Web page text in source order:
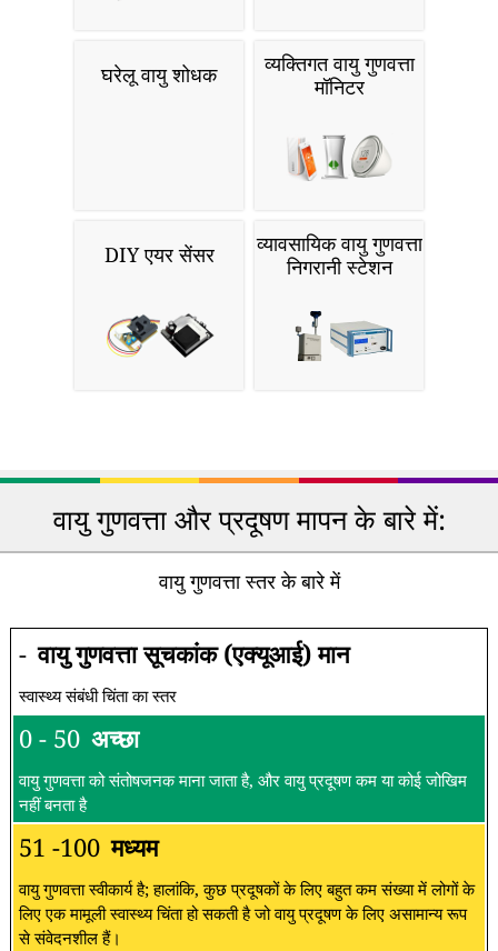
घरेलू वायु शोधक
व्यक्तिगत वायु गुणवत्ता
मॉनिटर
DIY एयर सेंसर
व्यावसायिक वायु गुणवत्ता
निगरानी स्टेशन
वायु गुणवत्ता और प्रदूषण मापन के बारे में:
वायु गुणवत्ता स्तर के बारे में
- वायु गुणवत्ता सूचकांक (एक्यूआई) मान
स्वास्थ्य संबंधी चिंता का स्तर
0 - 50 अच्छा
वायु गुणवत्ता को संतोषजनक माना जाता है, और वायु प्रदूषण कम या कोई जोखिम
नहीं बनता है
51 -100 मध्यम
वायु गुणवत्ता स्वीकार्य है; हालांकि, कुछ प्रदूषकों के लिए बहुत कम संख्या में लोगों के
लिए एक मामूली स्वास्थ्य चिंता हो सकती है जो वायु प्रदूषण के लिए असामान्य रूप
से संवेदनशील हैं।